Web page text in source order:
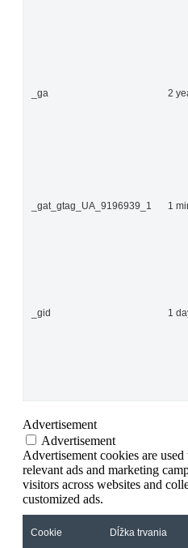
_ga 2
_gat_gtag_UA_9196939_1 1
_gid 1
Advertisement
Advertisement
Advertisement cookies are
relevant ads and marketing
visitors across websites and
customized ads.
Cookie Dĺžka trvania